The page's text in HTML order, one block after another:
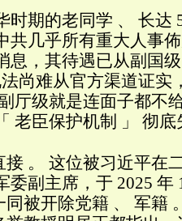
期的老同学 、 长达
共几乎所有重大人事
，其待遇已从副国
尚难从官方渠道证实
厅级就是连面子都不
老臣保护机制 」 彻
接 。 这位被习近平在
委副主席，于 2025 年
被开除党籍 、 军籍